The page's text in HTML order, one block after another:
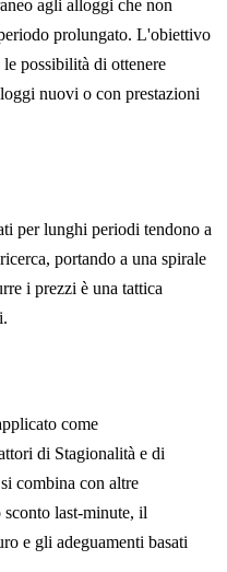
agli alloggi che non
prolungato. L'obiettivo
possibilità di ottenere
nuovi o con prestazioni
per lunghi periodi tendono a
portando a una spirale
i prezzi è una tattica
come
di Stagionalità e di
combina con altre
last-minute, il
e gli adeguamenti basati